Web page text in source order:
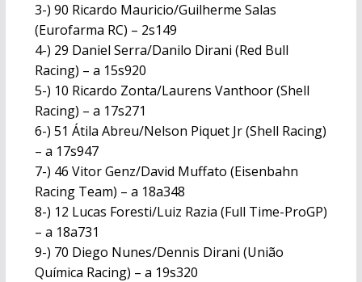
3-) 90 Ricardo Mauricio/Guilherme Salas
(Eurofarma RC) – 2s149
4-) 29 Daniel Serra/Danilo Dirani (Red Bull
Racing) – a 15s920
5-) 10 Ricardo Zonta/Laurens Vanthoor (Shell
Racing) – a 17s271
6-) 51 Átila Abreu/Nelson Piquet Jr (Shell Racing)
– a 17s947
7-) 46 Vitor Genz/David Muffato (Eisenbahn
Racing Team) – a 18a348
8-) 12 Lucas Foresti/Luiz Razia (Full Time-ProGP)
– a 18a731
9-) 70 Diego Nunes/Dennis Dirani (União
Química Racing) – a 19s320